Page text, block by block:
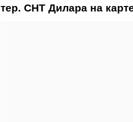
тер. СНТ Дилара на